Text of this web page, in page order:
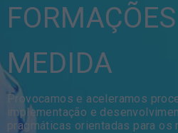
MEDIDA
Provocamos e aceleramos
implementação e
pragmáticas orientadas para os